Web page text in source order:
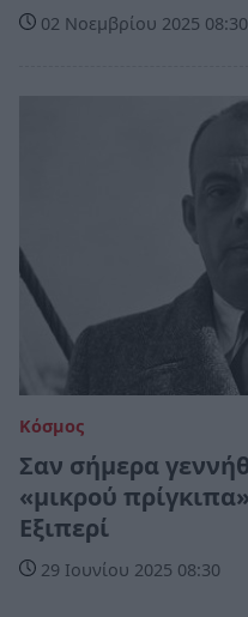
02 Νοεμβρίου 2025 08:30
Κόσμος
Σαν σήμερα
«μικρού
Εξιπερί
29 Ιουνίου 2025 08:30